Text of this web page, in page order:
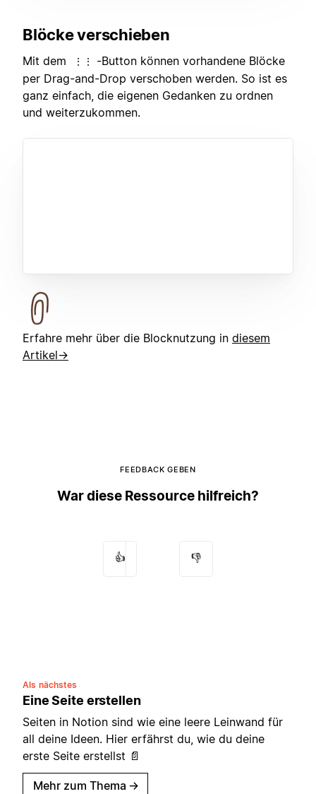
Blöcke verschieben
Mit dem ⋮⋮
-Button können vorhandene Blöcke
per Drag-and-Drop verschoben werden. So ist es
ganz einfach, die eigenen Gedanken zu ordnen
und weiterzukommen.
Erfahre mehr über die Blocknutzung in diesem
Artikel→
FEEDBACK GEBEN
War diese Ressource hilfreich?
👍 👎
Als nächstes
Eine Seite erstellen
Seiten in Notion sind wie eine leere Leinwand für
all deine Ideen. Hier erfährst du, wie du deine
erste Seite erstellst 📄
Mehr zum Thema →